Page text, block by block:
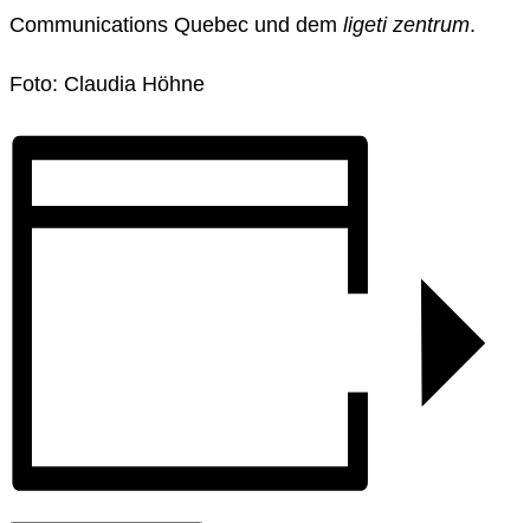
Communications Quebec und dem ligeti zentrum.
Foto: Claudia Höhne